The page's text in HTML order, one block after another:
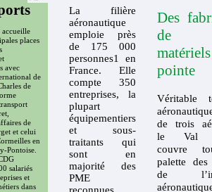
accueille
places
avec
de
de
de
et celui
en
Pontoise.
salariés
et
dans
La filière
aéronautique
emploie près
de 175 000
personnes1 en
France. Elle
compte 350
entreprises, la
plupart
équipementiers
et sous-
traitants qui
sont en
majorité des
PME
reconnues
Des
de
pointe
Véritable
de trois
le Val
couvre
palette des
de